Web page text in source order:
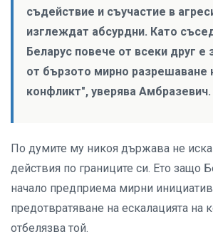
съдействие и съучастие в
изглеждат абсурдни. Като
Беларус повече от всеки друг е
от бързото мирно разрешаване
конфликт", уверява Амбразевич.
По думите му никоя държава не
действия по границите си. Ето защо
начало предприема мирни
предотвратяване на ескалацията на
отбелязва той.